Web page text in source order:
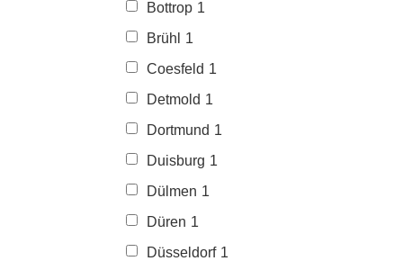
Bottrop 1
Brühl
1
Coesfeld 1
Detmold 1
Dortmund 1
Duisburg 1
Dülmen 1
Düren 1
Düsseldorf 1